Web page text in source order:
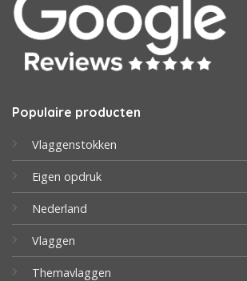
Populaire producten
Vlaggenstokken
Eigen opdruk
Nederland
Vlaggen
Themavlaggen